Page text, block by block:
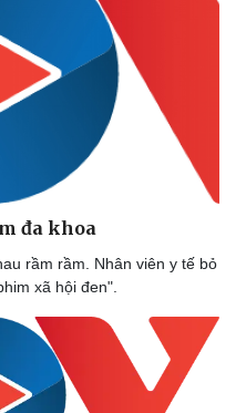
Ô tô - Xe máy
Xe máy
Tư vấn
đa khoa
rầm rầm. Nhân viên y tế bỏ
xã hội đen".